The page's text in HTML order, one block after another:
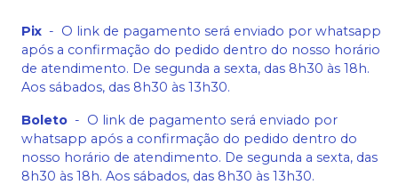
Pix - O link de pagamento será enviado por whatsapp
após a confirmação do pedido dentro do nosso horário
de atendimento. De segunda a sexta, das 8h30 às 18h.
Aos sábados, das 8h30 às 13h30.
Boleto - O link de pagamento será enviado por
whatsapp após a confirmação do pedido dentro do
nosso horário de atendimento. De segunda a sexta, das
8h30 às 18h. Aos sábados, das 8h30 às 13h30.